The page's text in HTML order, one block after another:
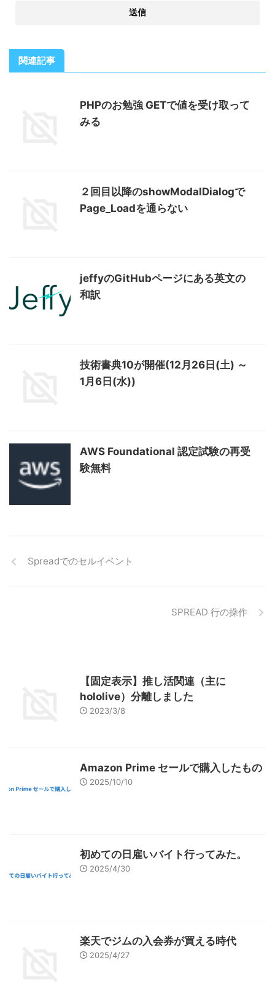
関連記事
PHPのお勉強 GETで値を受け取って
みる
２回目以降のshowModalDialogで
Page_Loadを通らない
jeffyのGitHubページにある英文の
和訳
技術書典10が開催(12月26日(土) ～
1月6日(水))
AWS Foundational 認定試験の再受
験無料
Spreadでのセルイベント
SPREAD 行の操作
【固定表示】推し活関連（主に
hololive）分離しました
2023/3/8
Amazon Prime セールで購入したもの
2025/10/10
初めての日雇いバイト行ってみた。
2025/4/30
楽天でジムの入会券が買える時代
2025/4/27